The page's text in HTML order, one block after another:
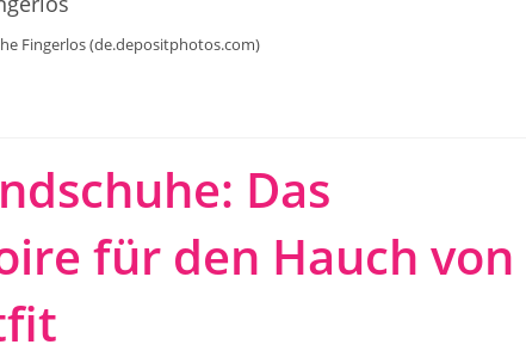
Fingerlos (de.depositphotos.com)
Das
für den Hauch von